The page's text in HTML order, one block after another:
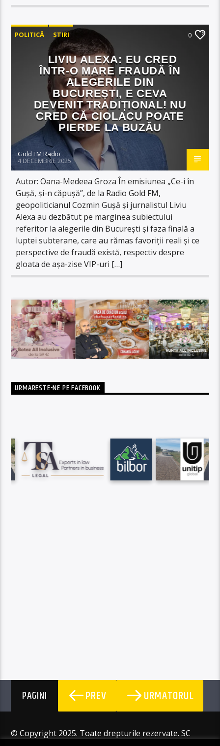
POLITICĂ STIRI 0
LIVIU ALEXA: EU CRED
ÎNTR-O MARE FRAUDĂ ÎN
ALEGERILE DIN
BUCUREȘTI, E CEVA
DEVENIT TRADIȚIONAL! NU
CRED CĂ CIOLACU POATE
PIERDE LA BUZĂU
Gold FM Radio
4 DECEMBRIE 2025
Autor: Oana-Medeea Groza În emisiunea „Ce-i în
Gușă, și-n căpușă”, de la Radio Gold FM,
geopoliticianul Cozmin Gușă și jurnalistul Liviu
Alexa au dezbătut pe marginea subiectului
referitor la alegerile din București și faza finală a
luptei subterane, care au rămas favoriții reali și ce
perspective de fraudă există, respectiv despre
gloata de așa-zise VIP-uri […]
URMARESTE-NE PE FACEBOOK
PAGINI PREV URMATORUL
© Copyright 2025. Toate drepturile rezervate. SC